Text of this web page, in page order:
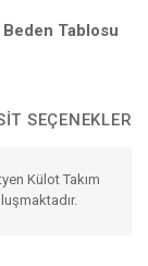
Beden Tablosu
SEÇENEKLERI
Külot Takım